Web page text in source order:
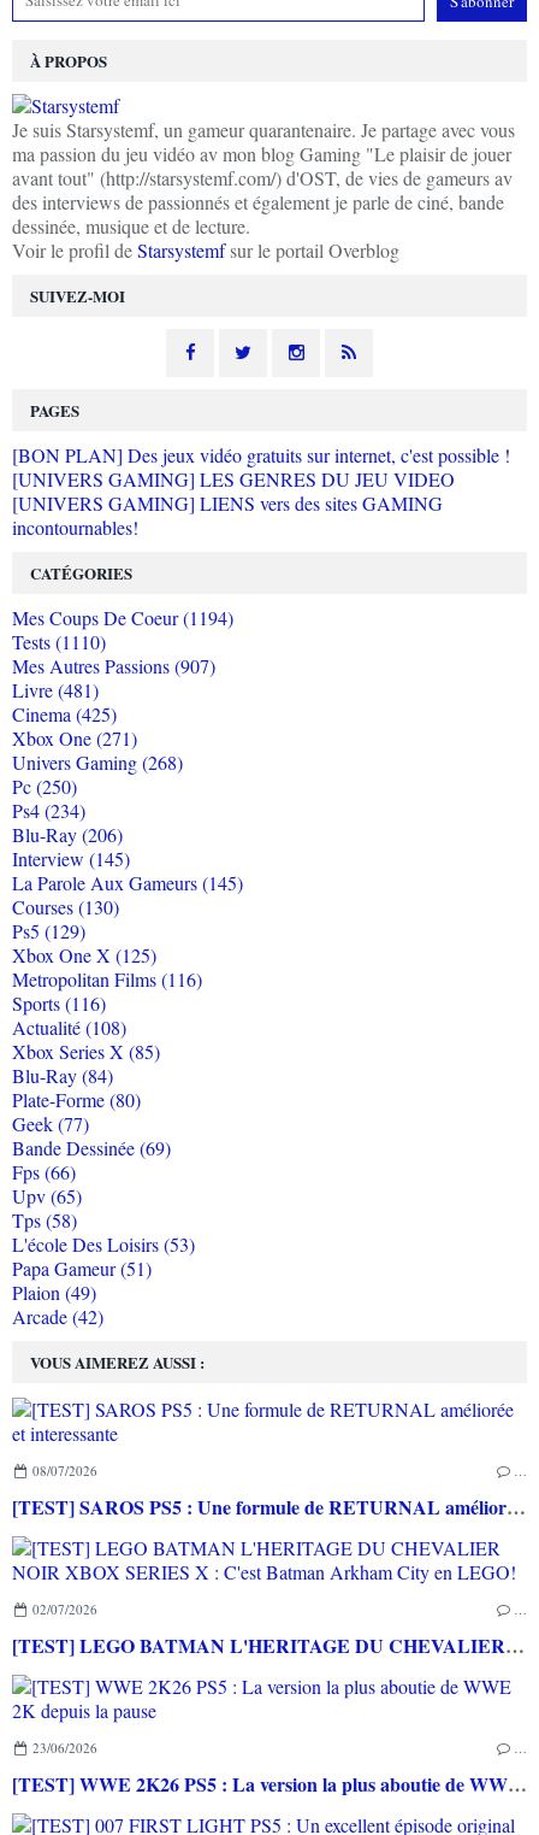
SUIVEZ-MOI
À PROPOS
Je suis Starsystemf, un gameur quarantenaire. Je partage avec vous
ma passion du jeu vidéo av mon blog Gaming "Le plaisir de jouer
avant tout" (http://starsystemf.com/) d'OST, de vies de gameurs av
des interviews de passionnés et également je parle de ciné, bande
dessinée, musique et de lecture.
Voir le profil deStarsystemfsur le portail Overblog
VOUS AIMEREZ AUSSI :
08/07/2026
[TEST] SAROS PS5 : Une formule de RETURNAL améliorée et interessante
02/07/2026
[TEST] LEGO BATMAN L'HERITAGE DU CHEVALIER NOIR XBOX SERIES X : C'est Batman Arkham City en LEGO!
23/06/2026
[TEST] WWE 2K26 PS5 : La version la plus aboutie de WWE 2K depuis la pause
PAGES
[BON PLAN] Des jeux vidéo gratuits sur internet, c'est possible !
[UNIVERS GAMING] LES GENRES DU JEU VIDEO
[UNIVERS GAMING] LIENS vers des sites GAMING
incontournables!
CATÉGORIES
Mes Coups De Coeur (1194)
Tests (1110)
Mes Autres Passions (907)
Livre (481)
Cinema (425)
Xbox One (271)
Univers Gaming (268)
Pc (250)
Ps4 (234)
Blu-Ray (206)
Interview (145)
La Parole Aux Gameurs (145)
Courses (130)
Ps5 (129)
Xbox One X (125)
Metropolitan Films (116)
Sports (116)
Actualité (108)
Xbox Series X (85)
Blu-Ray (84)
Plate-Forme (80)
Geek (77)
Bande Dessinée (69)
Fps (66)
Upv (65)
Tps (58)
L'école Des Loisirs (53)
Papa Gameur (51)
Plaion (49)
Arcade (42)